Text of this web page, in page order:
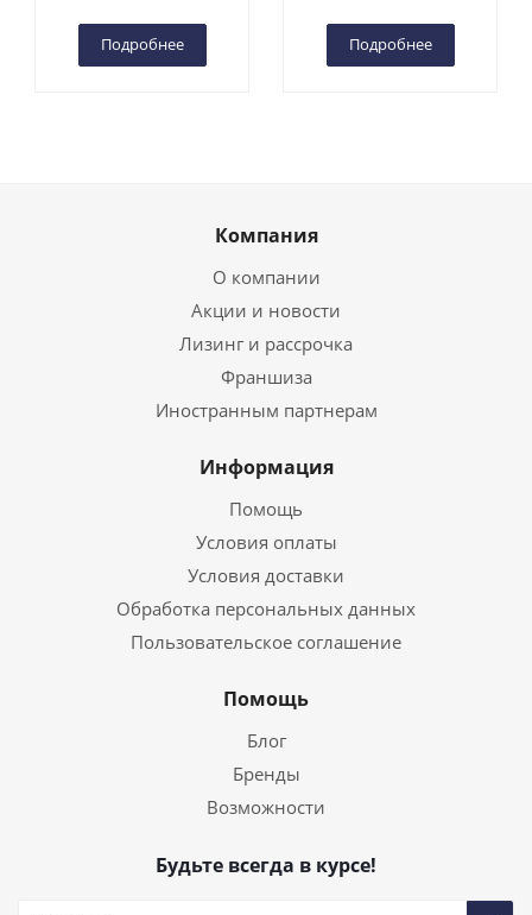
Подробнее Подробнее
Компания
О компании
Акции и новости
Лизинг и рассрочка
Франшиза
Иностранным партнерам
Информация
Помощь
Условия оплаты
Условия доставки
Обработка персональных данных
Пользовательское соглашение
Помощь
Блог
Бренды
Возможности
Будьте всегда в курсе!